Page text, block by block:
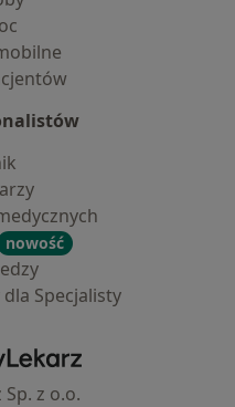
nowość
Specjalisty
- Strona główna
z o.o.